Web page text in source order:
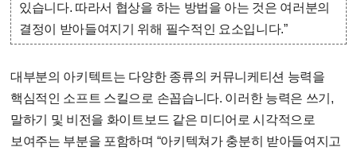
있습니다. 따라서 협상을 하는 방법을 아는 것은 여러분의
결정이 받아들여지기 위해 필수적인 요소입니다.”
대부분의 아키텍트는 다양한 종류의 커뮤니케티션 능력을
핵심적인 소프트 스킬으로 손꼽습니다. 이러한 능력은 쓰기,
말하기 및 비전을 화이트보드 같은 미디어로 시각적으로
보여주는 부분을 포함하며 “아키텍쳐가 충분히 받아들여지고